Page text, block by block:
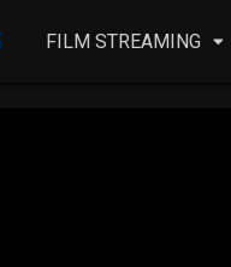
FILM STREAMING